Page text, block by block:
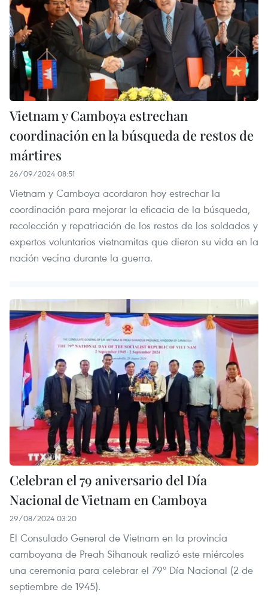
Vietnam y Camboya estrechan
coordinación en la búsqueda de restos de
mártires
26/09/2024 08:51
Vietnam y Camboya acordaron hoy estrechar la
coordinación para mejorar la eficacia de la búsqueda,
recolección y repatriación de los restos de los soldados y
expertos voluntarios vietnamitas que dieron su vida en la
nación vecina durante la guerra.
Celebran el 79 aniversario del Día
Nacional de Vietnam en Camboya
29/08/2024 03:20
El Consulado General de Vietnam en la provincia
camboyana de Preah Sihanouk realizó este miércoles
una ceremonia para celebrar el 79º Día Nacional (2 de
septiembre de 1945).